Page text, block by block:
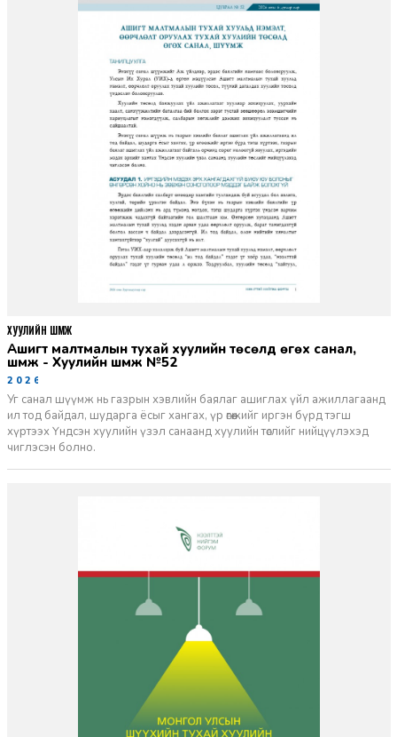
Ашигт малтмалын тухай хуулийн төсөлд өгөх санал,
шүүмж - Хуулийн шүүмж №52
2026-06-29
Уг санал шүүмж нь газрын хэвлийн баялаг ашиглах үйл ажиллагаанд
ил тод байдал, шударга ёсыг хангах, үр өгөөжийг иргэн бүрд тэгш
хүртээх Үндсэн хуулийн үзэл санаанд хуулийн төслийг нийцүүлэхэд
чиглэсэн болно.
ХУУЛИЙН ШҮҮМЖ